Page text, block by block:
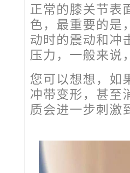
正常的膝关节表
色，最重要的是
动时的震动和冲
压力，一般来说
您可以想想，如
冲带变形，甚至
质会进一步刺